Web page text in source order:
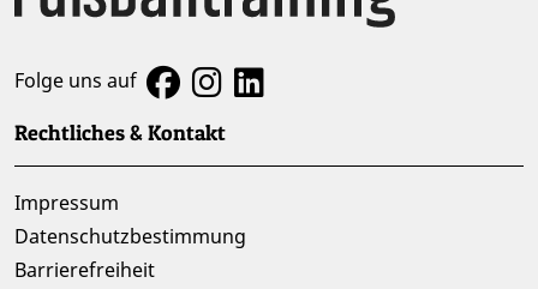
Folge uns auf
Rechtliches & Kontakt
Impressum
Datenschutzbestimmung
Barrierefreiheit